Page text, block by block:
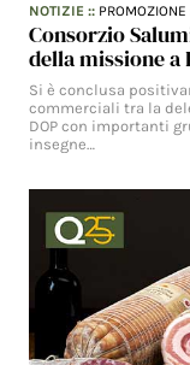
NOTIZIE :: PROMOZIONE
Consorzio
della missione a
Si è conclusa
commerciali tra la
DOP con importanti
insegne…